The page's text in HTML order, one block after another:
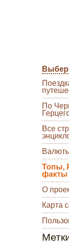
По
Все
Топы,
факты
О
Карта